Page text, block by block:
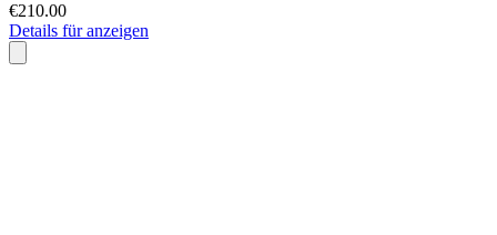
€210.00
Details für anzeigen